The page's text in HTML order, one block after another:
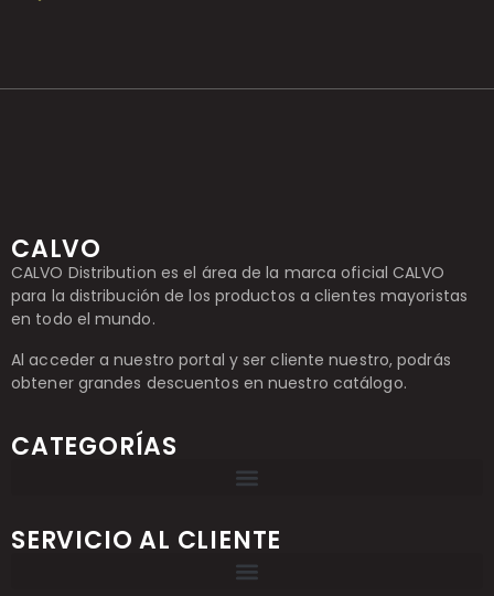
CALVO
CALVO Distribution es el área de la marca oficial CALVO
para la distribución de los productos a clientes mayoristas
en todo el mundo.
Al acceder a nuestro portal y ser cliente nuestro, podrás
obtener grandes descuentos en nuestro catálogo.
CATEGORÍAS
SERVICIO AL CLIENTE